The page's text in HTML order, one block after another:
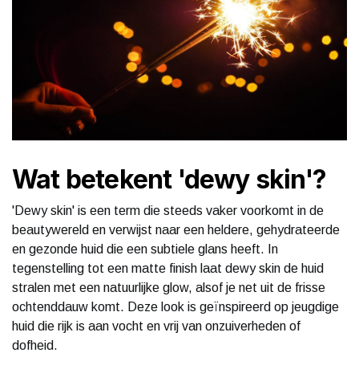
Wat betekent 'dewy skin'?
'Dewy skin' is een term die steeds vaker voorkomt in de
beautywereld en verwijst naar een heldere, gehydrateerde
en gezonde huid die een subtiele glans heeft. In
tegenstelling tot een matte finish laat dewy skin de huid
stralen met een natuurlijke glow, alsof je net uit de frisse
ochtenddauw komt. Deze look is geïnspireerd op jeugdige
huid die rijk is aan vocht en vrij van onzuiverheden of
dofheid.